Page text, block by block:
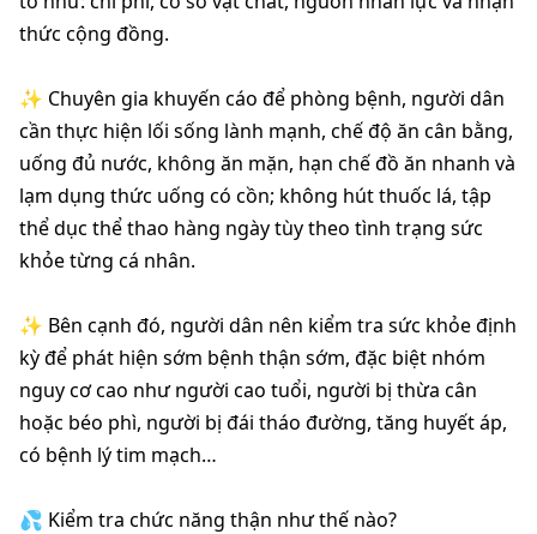
thức cộng đồng.
✨️ Chuyên gia khuyến cáo để phòng bệnh, người dân
cần thực hiện lối sống lành mạnh, chế độ ăn cân bằng,
uống đủ nước, không ăn mặn, hạn chế đồ ăn nhanh và
lạm dụng thức uống có cồn; không hút thuốc lá, tập
thể dục thể thao hàng ngày tùy theo tình trạng sức
khỏe từng cá nhân.
✨️ Bên cạnh đó, người dân nên kiểm tra sức khỏe định
kỳ để phát hiện sớm bệnh thận sớm, đặc biệt nhóm
nguy cơ cao như người cao tuổi, người bị thừa cân
hoặc béo phì, người bị đái tháo đường, tăng huyết áp,
có bệnh lý tim mạch…
💦 Kiểm tra chức năng thận như thế nào?